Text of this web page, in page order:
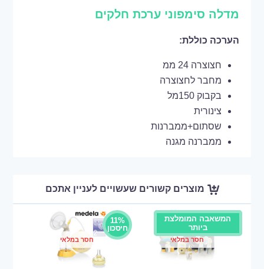
מדלה סימפוני ערכת חלקים
הערכה כוללת:
חצוצרה 24 ממ
מחבר לחצוצרה
בקבוק 150מל
צינורית
שסתום+ממברנות
ממברנה מגנה
מוצרים קשורים שעשויים לעניין אתכם
המשאבה המומלצת
ביותר
חסר במלאי
11%
חיסכון
חסר במלאי